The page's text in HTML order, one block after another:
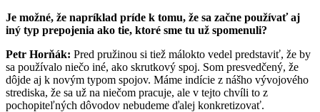
Je možné, že napríklad príde k tomu, že sa začne používať aj
iný typ prepojenia ako tie, ktoré sme tu už spomenuli?
Petr Horňák: Pred pružinou si tiež málokto vedel predstaviť, že by
sa používalo niečo iné, ako skrutkový spoj. Som presvedčený, že
dôjde aj k novým typom spojov. Máme indície z nášho vývojového
strediska, že sa už na niečom pracuje, ale v tejto chvíli to z
pochopiteľných dôvodov nebudeme ďalej konkretizovať.